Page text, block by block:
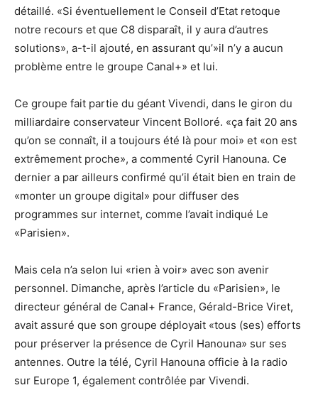
détaillé. «Si éventuellement le Conseil d’Etat retoque
notre recours et que C8 disparaît, il y aura d’autres
solutions», a-t-il ajouté, en assurant qu’»il n’y a aucun
problème entre le groupe Canal+» et lui.
Ce groupe fait partie du géant Vivendi, dans le giron du
milliardaire conservateur Vincent Bolloré. «ça fait 20 ans
qu’on se connaît, il a toujours été là pour moi» et «on est
extrêmement proche», a commenté Cyril Hanouna. Ce
dernier a par ailleurs confirmé qu’il était bien en train de
«monter un groupe digital» pour diffuser des
programmes sur internet, comme l’avait indiqué Le
«Parisien».
Mais cela n’a selon lui «rien à voir» avec son avenir
personnel. Dimanche, après l’article du «Parisien», le
directeur général de Canal+ France, Gérald-Brice Viret,
avait assuré que son groupe déployait «tous (ses) efforts
pour préserver la présence de Cyril Hanouna» sur ses
antennes. Outre la télé, Cyril Hanouna officie à la radio
sur Europe 1, également contrôlée par Vivendi.